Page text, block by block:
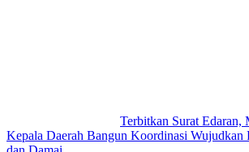
Terbitkan Surat Edaran,
Kepala Daerah Bangun Koordinasi Wujudkan